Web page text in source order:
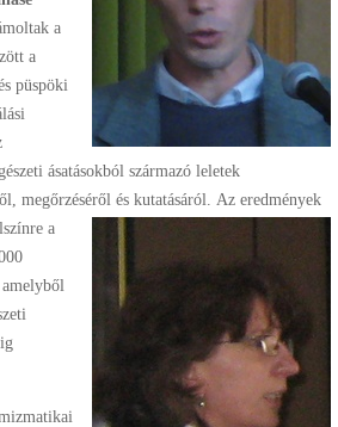
a
a
püspöki
ásatásokból származó leletek
megőrzéséről és kutatásáról. Az eredmények
a